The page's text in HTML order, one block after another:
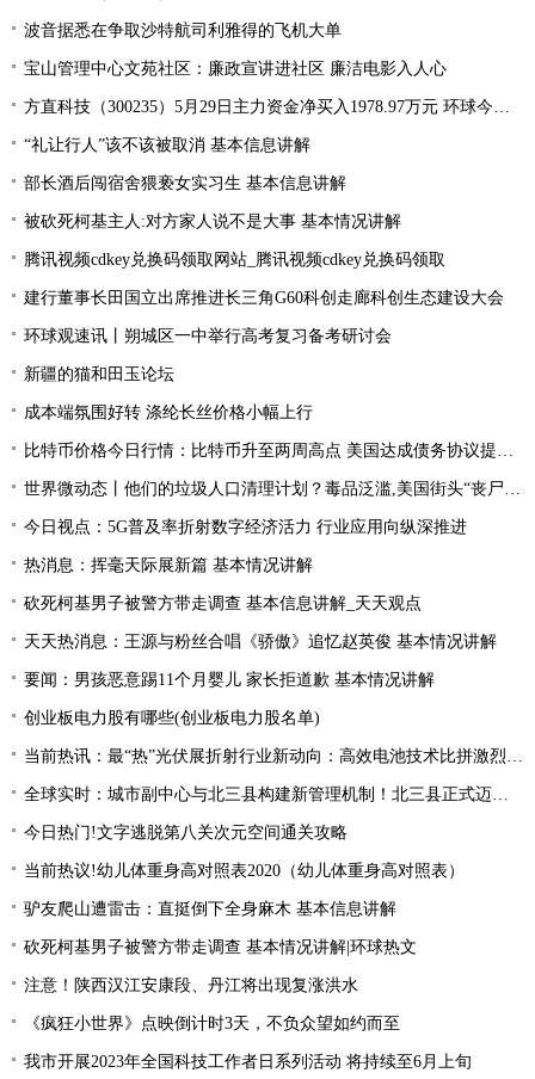
波音据悉在争取沙特航司利雅得的飞机大单
宝山管理中心文苑社区：廉政宣讲进社区 廉洁电影入人心
方直科技（300235）5月29日主力资金净买入1978.97万元 环球今亮点
“礼让行人”该不该被取消 基本信息讲解
部长酒后闯宿舍猥亵女实习生 基本信息讲解
被砍死柯基主人:对方家人说不是大事 基本情况讲解
腾讯视频cdkey兑换码领取网站_腾讯视频cdkey兑换码领取
建行董事长田国立出席推进长三角G60科创走廊科创生态建设大会
环球观速讯丨朔城区一中举行高考复习备考研讨会
新疆的猫和田玉论坛
成本端氛围好转 涤纶长丝价格小幅上行
比特币价格今日行情：比特币升至两周高点 美国达成债务协议提振风险偏好
世界微动态丨他们的垃圾人口清理计划？毒品泛滥,美国街头“丧尸”遍地 白宫:新兴威胁
今日视点：5G普及率折射数字经济活力 行业应用向纵深推进
热消息：挥毫天际展新篇 基本情况讲解
砍死柯基男子被警方带走调查 基本信息讲解_天天观点
天天热消息：王源与粉丝合唱《骄傲》追忆赵英俊 基本情况讲解
要闻：男孩恶意踢11个月婴儿 家长拒道歉 基本情况讲解
创业板电力股有哪些(创业板电力股名单)
当前热讯：最“热”光伏展折射行业新动向：高效电池技术比拼激烈 光伏厂商掘金第二赛道
全球实时：城市副中心与北三县构建新管理机制！北三县正式迈入“北京管理”时代！
今日热门!文字逃脱第八关次元空间通关攻略
当前热议!幼儿体重身高对照表2020（幼儿体重身高对照表）
驴友爬山遭雷击：直挺倒下全身麻木 基本信息讲解
砍死柯基男子被警方带走调查 基本情况讲解|环球热文
注意！陕西汉江安康段、丹江将出现复涨洪水
《疯狂小世界》点映倒计时3天，不负众望如约而至
我市开展2023年全国科技工作者日系列活动 将持续至6月上旬